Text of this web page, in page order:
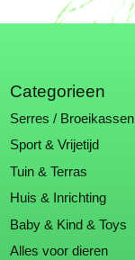
Categorieen
Serres / Broeikassen
Sport & Vrijetijd
Tuin & Terras
Huis & Inrichting
Baby & Kind & Toys
Alles voor dieren